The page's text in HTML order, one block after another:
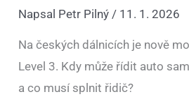
Napsal Petr Pilný / 11. 1. 2026
Na českých dálnicích je nově
Level 3. Kdy může řídit auto
a co musí splnit řidič?